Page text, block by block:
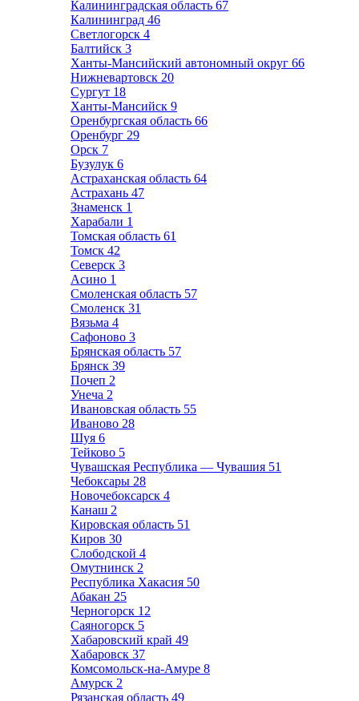
Калининградская область 67
Калининград 46
Светлогорск 4
Балтийск 3
Ханты-Мансийский автономный округ 66
Нижневартовск 20
Сургут 18
Ханты-Мансийск 9
Оренбургская область 66
Оренбург 29
Орск 7
Бузулук 6
Астраханская область 64
Астрахань 47
Знаменск 1
Харабали 1
Томская область 61
Томск 42
Северск 3
Асино 1
Смоленская область 57
Смоленск 31
Вязьма 4
Сафоново 3
Брянская область 57
Брянск 39
Почеп 2
Унеча 2
Ивановская область 55
Иваново 28
Шуя 6
Тейково 5
Чувашская Республика — Чувашия 51
Чебоксары 28
Новочебоксарск 4
Канаш 2
Кировская область 51
Киров 30
Слободской 4
Омутнинск 2
Республика Хакасия 50
Абакан 25
Черногорск 12
Саяногорск 5
Хабаровский край 49
Хабаровск 37
Комсомольск-на-Амуре 8
Амурск 2
Рязанская область 49